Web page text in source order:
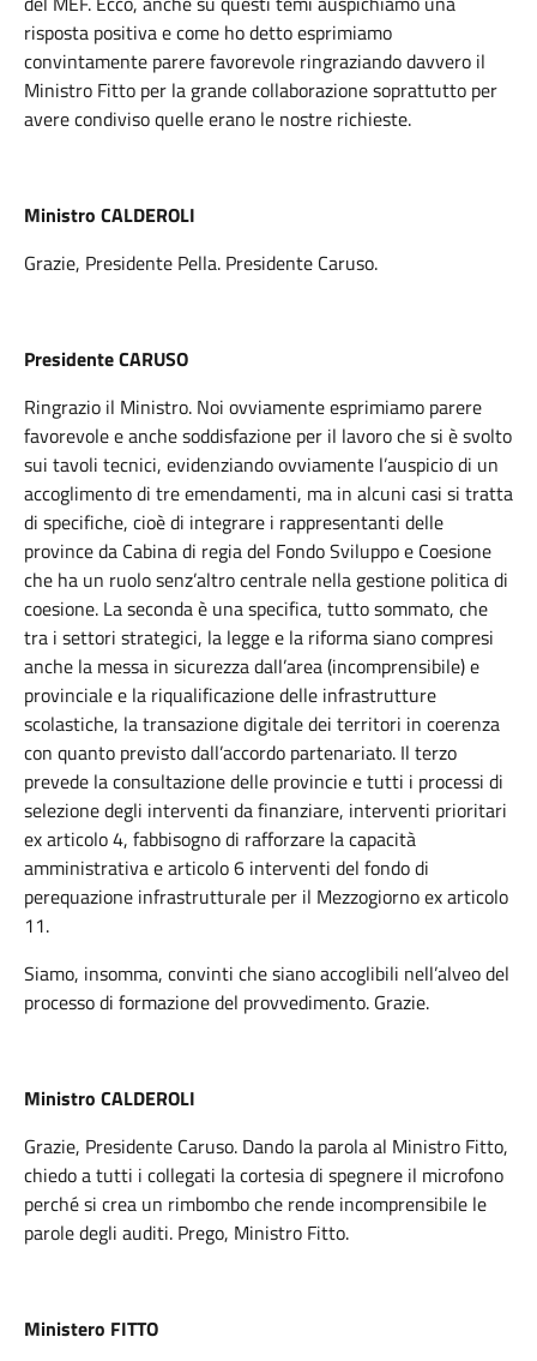
risposta positiva e come ho detto esprimiamo
convintamente parere favorevole ringraziando davvero il
Ministro Fitto per la grande collaborazione soprattutto per
avere condiviso quelle erano le nostre richieste.
Ministro CALDEROLI
Grazie, Presidente Pella. Presidente Caruso.
Presidente CARUSO
Ringrazio il Ministro. Noi ovviamente esprimiamo parere
favorevole e anche soddisfazione per il lavoro che si è svolto
sui tavoli tecnici, evidenziando ovviamente l’auspicio di un
accoglimento di tre emendamenti, ma in alcuni casi si tratta
di specifiche, cioè di integrare i rappresentanti delle
province da Cabina di regia del Fondo Sviluppo e Coesione
che ha un ruolo senz’altro centrale nella gestione politica di
coesione. La seconda è una specifica, tutto sommato, che
tra i settori strategici, la legge e la riforma siano compresi
anche la messa in sicurezza dall’area (incomprensibile) e
provinciale e la riqualificazione delle infrastrutture
scolastiche, la transazione digitale dei territori in coerenza
con quanto previsto dall’accordo partenariato. Il terzo
prevede la consultazione delle provincie e tutti i processi di
selezione degli interventi da finanziare, interventi prioritari
ex articolo 4, fabbisogno di rafforzare la capacità
amministrativa e articolo 6 interventi del fondo di
perequazione infrastrutturale per il Mezzogiorno ex articolo
11.
Siamo, insomma, convinti che siano accoglibili nell’alveo del
processo di formazione del provvedimento. Grazie.
Ministro CALDEROLI
Grazie, Presidente Caruso. Dando la parola al Ministro Fitto,
chiedo a tutti i collegati la cortesia di spegnere il microfono
perché si crea un rimbombo che rende incomprensibile le
parole degli auditi. Prego, Ministro Fitto.
Ministero FITTO